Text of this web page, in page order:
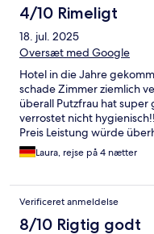
4/10 Rimeligt
18. jul. 2025
Oversæt med Google
Hotel in die Jahre
schade Zimmer ziemlich
überall Putzfrau hat super
verrostet nicht
Preis Leistung würde
die schon um 10 Uhr zu
das Frühstück hingegen
Kindern die früh ins Bett
eher gespart man
gestellt und kein Notfall
Laura, rejse på 4 nætter
Verificeret anmeldelse
8/10 Rigtig godt